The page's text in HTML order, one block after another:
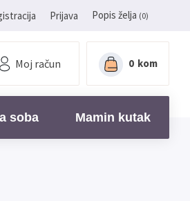
Prijava Popis želja (0)
Moj račun 0 kom
soba Mamin kutak